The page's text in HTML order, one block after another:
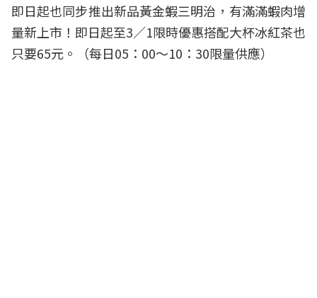
即日起也同步推出新品黃金蝦三明治，有滿滿蝦肉增
量新上市！即日起至3／1限時優惠搭配大杯冰紅茶也
只要65元。（每日05：00～10：30限量供應）